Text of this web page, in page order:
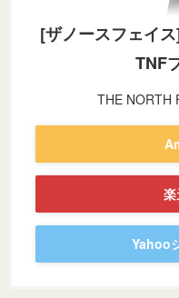
[ザノースフェイ
TNF
THE NORTH
Yahoo